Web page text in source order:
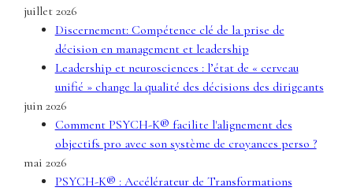
juillet 2026
Discernement: Compétence clé de la prise de
décision en management et leadership
Leadership et neurosciences : l’état de « cerveau
unifié » change la qualité des décisions des dirigeants
juin 2026
Comment PSYCH-K® facilite l'alignement des
objectifs pro avec son système de croyances perso ?
mai 2026
PSYCH-K® : Accélérateur de Transformations